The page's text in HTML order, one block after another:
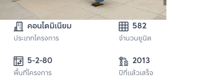
คอนโดมิเนียม
ประเภทโครงการ
582
จำนวนยูนิต
พื้นที่โครงการ
2013
ปีที่แล้วเสร็จ